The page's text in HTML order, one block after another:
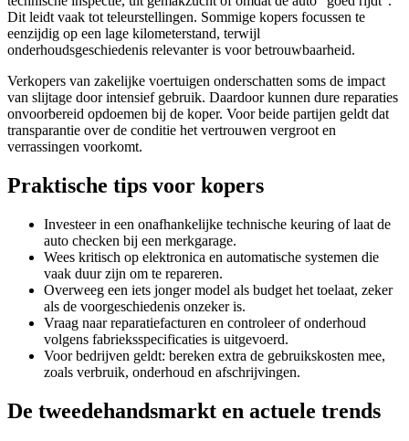
Dit leidt vaak tot teleurstellingen. Sommige kopers focussen te
eenzijdig op een lage kilometerstand, terwijl
onderhoudsgeschiedenis relevanter is voor betrouwbaarheid.
Verkopers van zakelijke voertuigen onderschatten soms de impact
van slijtage door intensief gebruik. Daardoor kunnen dure reparaties
onvoorbereid opdoemen bij de koper. Voor beide partijen geldt dat
transparantie over de conditie het vertrouwen vergroot en
verrassingen voorkomt.
Praktische tips voor kopers
Investeer in een onafhankelijke technische keuring of laat de
auto checken bij een merkgarage.
Wees kritisch op elektronica en automatische systemen die
vaak duur zijn om te repareren.
Overweeg een iets jonger model als budget het toelaat, zeker
als de voorgeschiedenis onzeker is.
Vraag naar reparatiefacturen en controleer of onderhoud
volgens fabrieksspecificaties is uitgevoerd.
Voor bedrijven geldt: bereken extra de gebruikskosten mee,
zoals verbruik, onderhoud en afschrijvingen.
De tweedehandsmarkt en actuele trends